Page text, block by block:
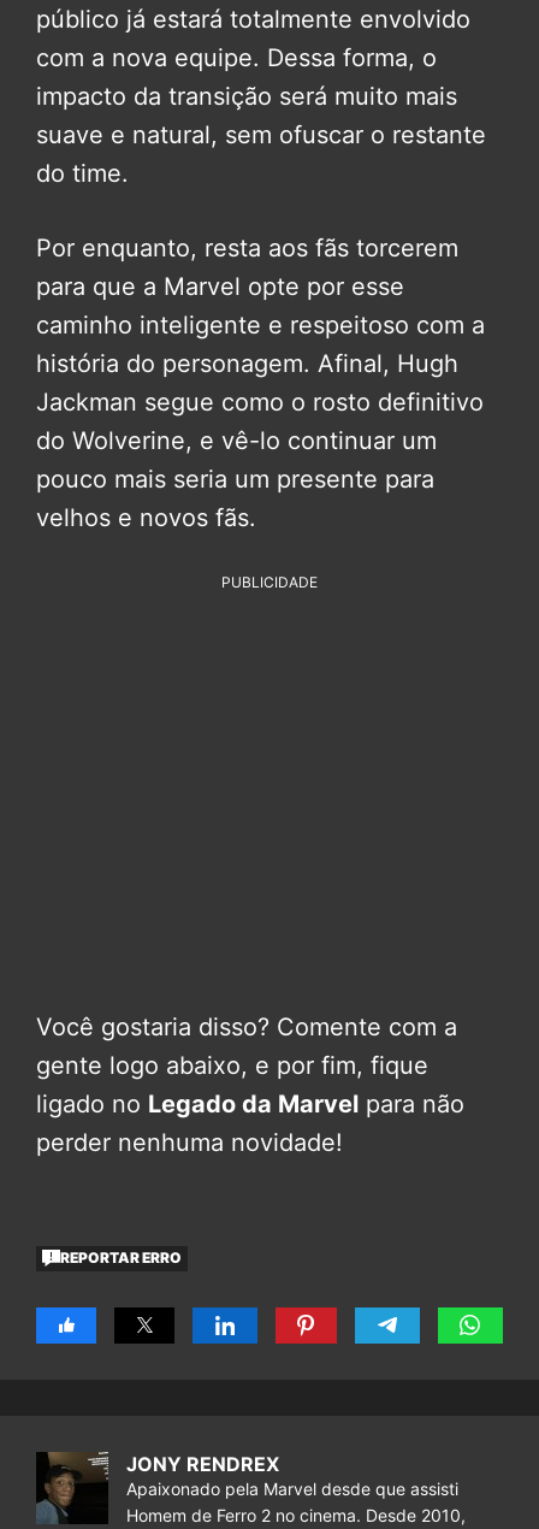
público já estará totalmente envolvido
com a nova equipe. Dessa forma, o
impacto da transição será muito mais
suave e natural, sem ofuscar o restante
do time.
Por enquanto, resta aos fãs torcerem
para que a Marvel opte por esse
caminho inteligente e respeitoso com a
história do personagem. Afinal, Hugh
Jackman segue como o rosto definitivo
do Wolverine, e vê-lo continuar um
pouco mais seria um presente para
velhos e novos fãs.
PUBLICIDADE
Você gostaria disso? Comente com a
gente logo abaixo, e por fim, fique
ligado no Legado da Marvel para não
perder nenhuma novidade!
REPORTAR ERRO
JONY RENDREX
Apaixonado pela Marvel desde que assisti
Homem de Ferro 2 no cinema. Desde 2010,